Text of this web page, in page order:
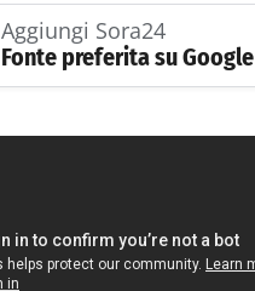
Aggiungi Sora24
Fonte preferita su Google